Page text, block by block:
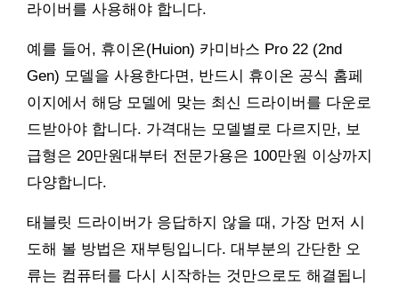
라이버를 사용해야 합니다.
예를 들어, 휴이온(Huion) 카미바스 Pro 22 (2nd
Gen) 모델을 사용한다면, 반드시 휴이온 공식 홈페
이지에서 해당 모델에 맞는 최신 드라이버를 다운로
드받아야 합니다. 가격대는 모델별로 다르지만, 보
급형은 20만원대부터 전문가용은 100만원 이상까지
다양합니다.
태블릿 드라이버가 응답하지 않을 때, 가장 먼저 시
도해 볼 방법은 재부팅입니다. 대부분의 간단한 오
류는 컴퓨터를 다시 시작하는 것만으로도 해결됩니